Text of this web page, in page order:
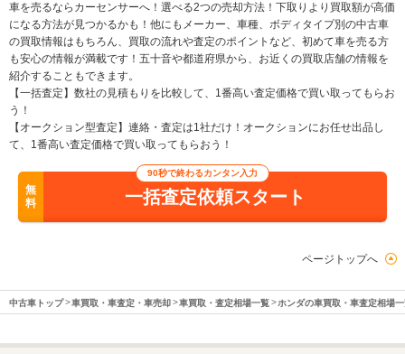
車を売るならカーセンサーへ！選べる2つの売却方法！下取りより買取額が高価
になる方法が見つかるかも！他にもメーカー、車種、ボディタイプ別の中古車
の買取情報はもちろん、買取の流れや査定のポイントなど、初めて車を売る方
も安心の情報が満載です！五十音や都道府県から、お近くの買取店舗の情報を
紹介することもできます。
【一括査定】数社の見積もりを比較して、1番高い査定価格で買い取ってもらお
う！
【オークション型査定】連絡・査定は1社だけ！オークションにお任せ出品し
て、1番高い査定価格で買い取ってもらおう！
無
料
90秒で終わるカンタン入力
一括査定依頼スタート
ページトップへ
中古車トップ 車買取・車査定・車売却 車買取・査定相場一覧 ホンダの車買取・車査定相場